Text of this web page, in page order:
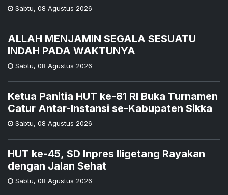
Sabtu, 08 Agustus 2026
ALLAH MENJAMIN SEGALA SESUATU
INDAH PADA WAKTUNYA
Sabtu, 08 Agustus 2026
Ketua Panitia HUT ke-81 RI Buka Turnamen
Catur Antar-Instansi se-Kabupaten Sikka
Sabtu, 08 Agustus 2026
HUT ke-45, SD Inpres Iligetang Rayakan
dengan Jalan Sehat
Sabtu, 08 Agustus 2026